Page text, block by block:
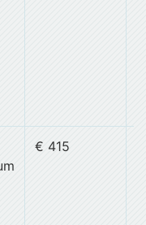
€ 415